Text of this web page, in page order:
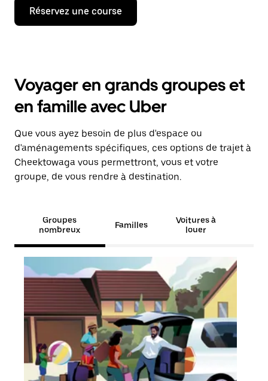
Réservez une course
Voyager en grands groupes et
en famille avec Uber
Que vous ayez besoin de plus d'espace ou
d'aménagements spécifiques, ces options de trajet à
Cheektowaga vous permettront, vous et votre
groupe, de vous rendre à destination.
Groupes
nombreux
Familles
Voitures à
louer